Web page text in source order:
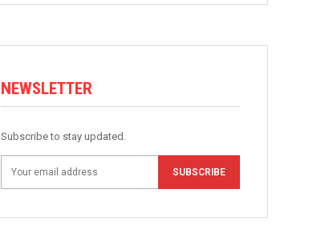
NEWSLETTER
Subscribe to stay updated.
SUBSCRIBE